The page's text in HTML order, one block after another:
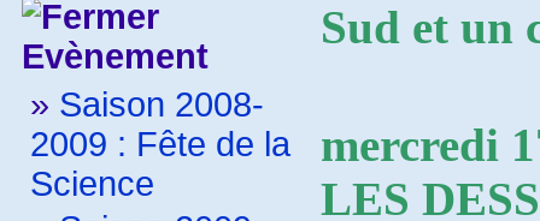
Evènement
» Saison 2008-
2009 : Fête de la
Science
Sud et un
mercredi
LES